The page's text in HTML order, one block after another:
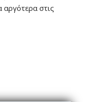
αργότερα στις